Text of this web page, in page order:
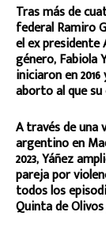
Tras más de
federal Ramiro
el ex presidente
género, Fabiola
iniciaron en
aborto al que
A través de una
argentino en
2023, Yáñez
pareja por
todos los
Quinta de